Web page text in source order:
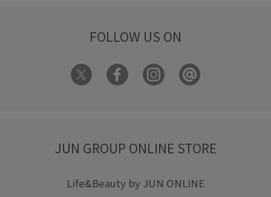
FOLLOW US ON
JUN GROUP ONLINE STORE
Life&Beauty by JUN ONLINE